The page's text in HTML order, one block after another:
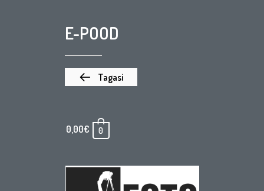
E-POOD
Tagasi
0,00€ 0